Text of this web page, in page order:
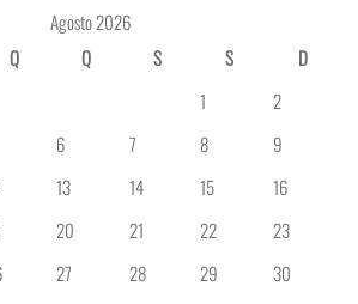
Agosto 2026
Q Q S S
D
1
2
6 7 8
9
13 14 15
16
20 21 22
23
27 28 29
30